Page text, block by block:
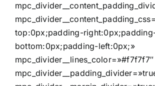
top:0px;padding-
bottom:0px;padding-left:0px;»
mpc_divider__lines_color=»#f7f7f7″